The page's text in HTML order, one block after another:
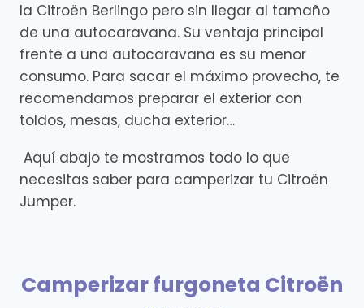
la Citroën Berlingo pero sin llegar al tamaño
de una autocaravana. Su ventaja principal
frente a una autocaravana es su menor
consumo. Para sacar el máximo provecho, te
recomendamos preparar el exterior con
toldos, mesas, ducha exterior…
Aquí abajo te mostramos todo lo que
necesitas saber para camperizar tu Citroën
Jumper.
Camperizar furgoneta Citroën